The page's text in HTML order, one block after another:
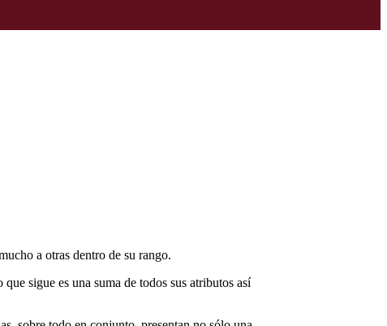
a otras dentro de su rango.
sigue es una suma de todos sus atributos así